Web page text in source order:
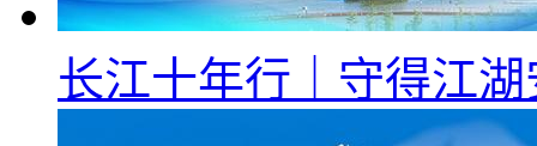
长江十年行｜守得江